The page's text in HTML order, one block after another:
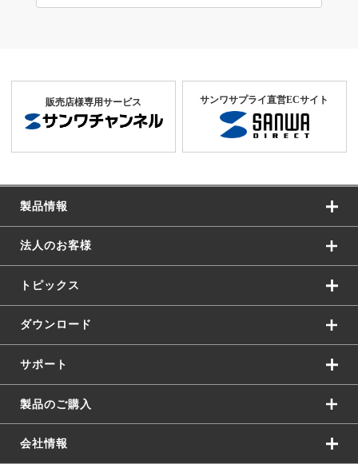
販売店様専用サービス サンワサプライ直営ECサイト
製品情報
法人のお客様
トピックス
ダウンロード
サポート
製品のご購入
会社情報